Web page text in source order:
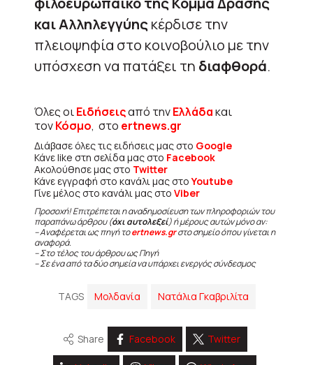
και Αλληλεγγύηςκέρδισε την
πλειοψηφία στο κοινοβούλιο με την
υπόσχεση να πατάξει τη διαφθορά.
Όλες οιΕιδήσειςαπό τηνΕλλάδακαι
τονΚόσμο, στο ertnews.gr
Διάβασε όλες τις ειδήσεις μας στο Google
Κάνε like στη σελίδα μας στο Facebook
Ακολούθησε μας στο Twitter
Κάνε εγγραφή στο κανάλι μας στοYoutube
Γίνε μέλος στο κανάλι μας στο Viber
Προσοχή! Επιτρέπεται η αναδημοσίευση των πληροφοριών του
παραπάνω άρθρου (όχι αυτολεξεί) ή μέρους αυτών μόνο αν:
– Αναφέρεται ως πηγή τοertnews.grστο σημείο όπου γίνεται η
αναφορά.
– Στο τέλος του άρθρου ως Πηγή
– Σε ένα από τα δύο σημεία να υπάρχει ενεργός σύνδεσμος
TAGS Μολδανία Νατάλια Γκαβριλίτα
Share Facebook Twitter